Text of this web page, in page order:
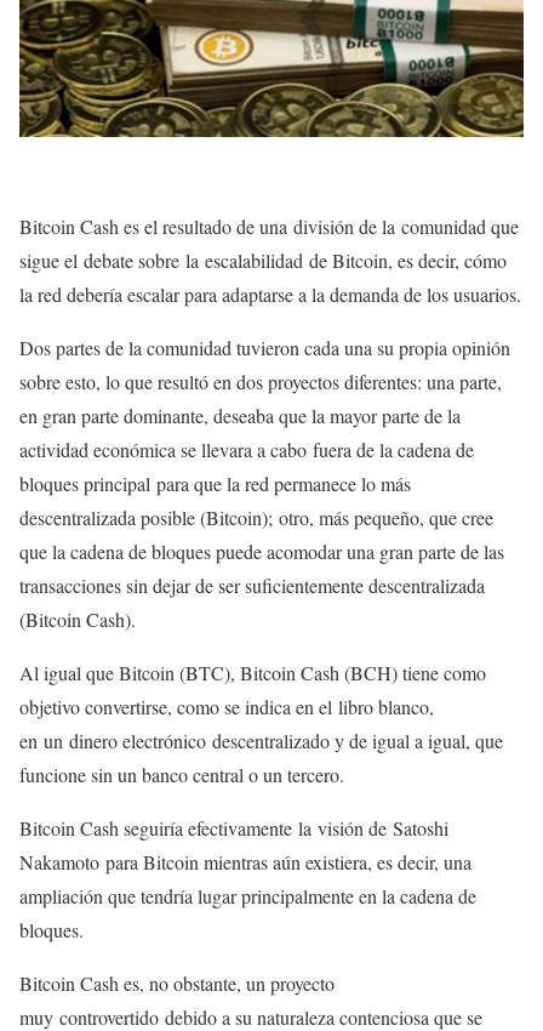
Bitcoin Cash es el resultado de una división de la comunidad que
sigue el debate sobre la escalabilidad de Bitcoin, es decir, cómo
la red debería escalar para adaptarse a la demanda de los usuarios.
Dos partes de la comunidad tuvieron cada una su propia opinión
sobre esto, lo que resultó en dos proyectos diferentes: una parte,
en gran parte dominante, deseaba que la mayor parte de la
actividad económica se llevara a cabo fuera de la cadena de
bloques principal para que la red permanece lo más
descentralizada posible (Bitcoin); otro, más pequeño, que cree
que la cadena de bloques puede acomodar una gran parte de las
transacciones sin dejar de ser suficientemente descentralizada
(Bitcoin Cash).
Al igual que Bitcoin (BTC), Bitcoin Cash (BCH) tiene como
objetivo convertirse, como se indica en el libro blanco,
en un dinero electrónico descentralizado y de igual a igual, que
funcione sin un banco central o un tercero.
Bitcoin Cash seguiría efectivamente la visión de Satoshi
Nakamoto para Bitcoin mientras aún existiera, es decir, una
ampliación que tendría lugar principalmente en la cadena de
bloques.
Bitcoin Cash es, no obstante, un proyecto
muy controvertido debido a su naturaleza contenciosa que se